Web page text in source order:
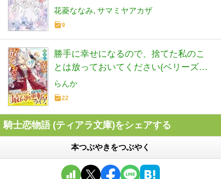
てます (蜜猫文庫 ML 148)
花菱ななみ サマミヤアカザ
9
勝手に幸せになるので、捨てた私のこ
とは放っておいてください(ベリーズフ
ァンタジー)
らんか
22
騎士恋物語 (ティアラ文庫)をシェアする
本つぶやきをつぶやく